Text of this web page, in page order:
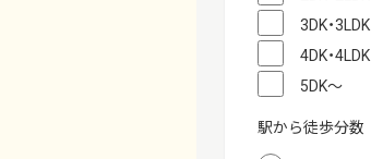
3DK・3LDK
4DK・4LDK
5DK～
駅から徒歩分数